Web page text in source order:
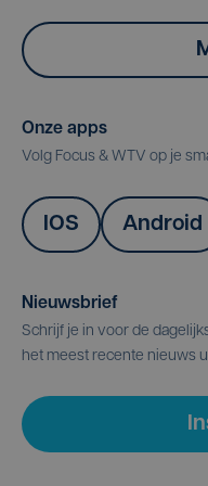
Onze apps
Volg Focus & WTV op je
IOS Android
Nieuwsbrief
Schrijf je in voor de
het meest recente nieuws